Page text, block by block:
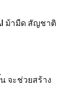
ม้ามืด สัญชาติ
จะช่วยสร้าง